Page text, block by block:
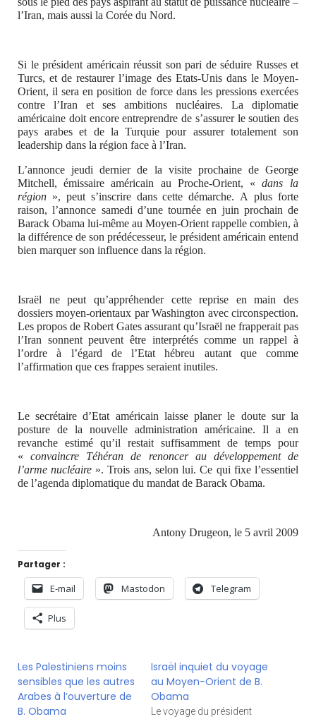
l’Iran, mais aussi la Corée du Nord.
Si le président américain réussit son pari de séduire Russes et
Turcs, et de restaurer l’image des Etats-Unis dans le Moyen-
Orient, il sera en position de force dans les pressions exercées
contre l’Iran et ses ambitions nucléaires. La diplomatie
américaine doit encore entreprendre de s’assurer le soutien des
pays arabes et de la Turquie pour assurer totalement son
leadership dans la région face à l’Iran.
L’annonce jeudi dernier de la visite prochaine de George
Mitchell, émissaire américain au Proche-Orient, « dans la
région », peut s’inscrire dans cette démarche. A plus forte
raison, l’annonce samedi d’une tournée en juin prochain de
Barack Obama lui-même au Moyen-Orient rappelle combien, à
la différence de son prédécesseur, le président américain entend
bien marquer son influence dans la région.
Israël ne peut qu’appréhender cette reprise en main des
dossiers moyen-orientaux par Washington avec circonspection.
Les propos de Robert Gates assurant qu’Israël ne frapperait pas
l’Iran sonnent peuvent être interprétés comme un rappel à
l’ordre à l’égard de l’Etat hébreu autant que comme
l’affirmation que ces frappes seraient inutiles.
Le secrétaire d’Etat américain laisse planer le doute sur la
posture de la nouvelle administration américaine. Il a en
revanche estimé qu’il restait suffisamment de temps pour
« convaincre Téhéran de renoncer au développement de
l’arme nucléaire ». Trois ans, selon lui. Ce qui fixe l’essentiel
de l’agenda diplomatique du mandat de Barack Obama.
Antony Drugeon, le 5 avril 2009
Partager :
E-mail Mastodon Telegram
Plus
Les Palestiniens moins
sensibles que les autres
Arabes à l’ouverture de
B. Obama
Israël inquiet du voyage
au Moyen-Orient de B.
Obama
Le voyage du président